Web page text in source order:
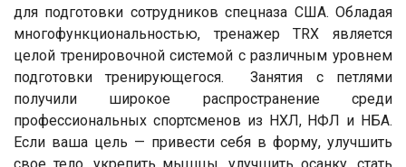
для подготовки сотрудников спецназа США. Обладая
многофункциональностью, тренажер TRX является
целой тренировочной системой с различным уровнем
подготовки тренирующегося. Занятия с петлями
получили широкое распространение среди
профессиональных спортсменов из НХЛ, НФЛ и НБА.
Если ваша цель — привести себя в форму, улучшить